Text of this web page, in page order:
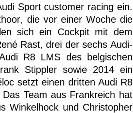
Sport customer racing ein.
die vor einer Woche die
sich ein Cockpit mit dem
Rast, drei der sechs Audi-
R8 LMS des belgischen
Stippler sowie 2014 ein
setzt einen dritten Audi R8
Team aus Frankreich hat
Winkelhock und Christopher